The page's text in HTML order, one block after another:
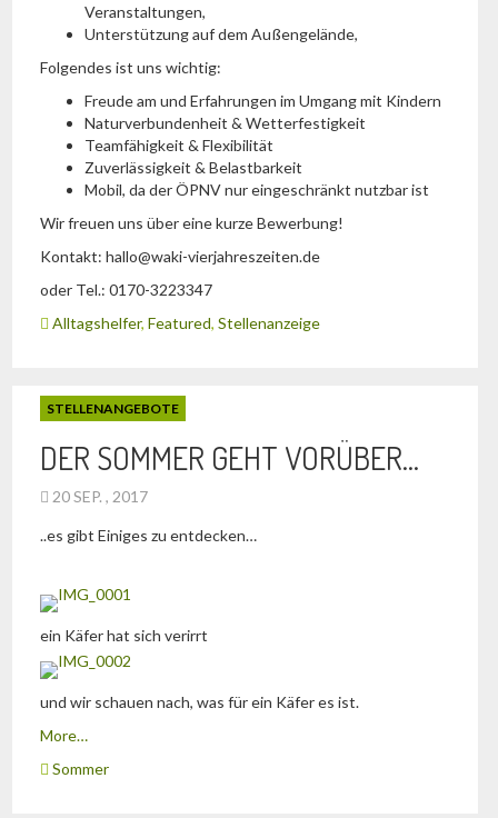
Veranstaltungen,
Unterstützung auf dem Außengelände,
Folgendes ist uns wichtig:
Freude am und Erfahrungen im Umgang mit Kindern
Naturverbundenheit & Wetterfestigkeit
Teamfähigkeit & Flexibilität
Zuverlässigkeit & Belastbarkeit
Mobil, da der ÖPNV nur eingeschränkt nutzbar ist
Wir freuen uns über eine kurze Bewerbung!
Kontakt: hallo@waki-vierjahreszeiten.de
oder Tel.: 0170-3223347
Alltagshelfer, Featured, Stellenanzeige
STELLENANGEBOTE
DER SOMMER GEHT VORÜBER…
20 SEP. , 2017
..es gibt Einiges zu entdecken…
ein Käfer hat sich verirrt
und wir schauen nach, was für ein Käfer es ist.
More…
Sommer